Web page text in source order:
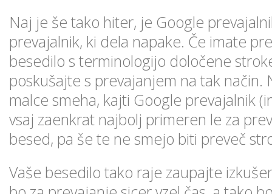
Naj je še tako hiter, je Google
prevajalnik, ki dela napake. Če imate
besedilo s terminologijo določene
poskušajte s prevajanjem na tak način.
malce smeha, kajti Google prevajalnik
vsaj zaenkrat najbolj primeren le za
besed, pa še te ne smejo biti preveč
Vaše besedilo tako raje zaupajte